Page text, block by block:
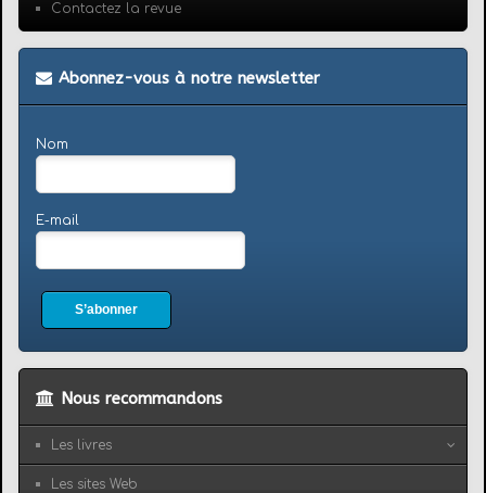
Contactez la revue
Abonnez-vous à notre newsletter
Nom
E-mail
S’abonner
Nous recommandons
Les livres
Les sites Web